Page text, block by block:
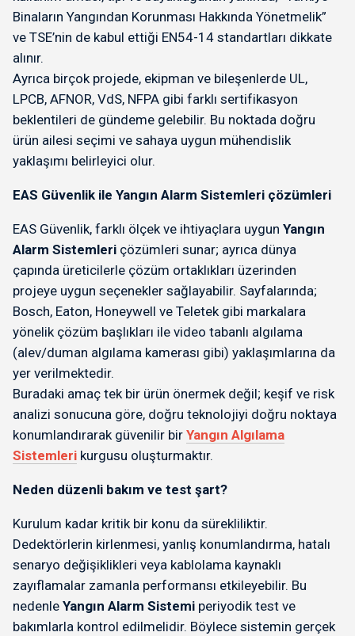
Binaların Yangından Korunması Hakkında Yönetmelik”
ve TSE’nin de kabul ettiği EN54-14 standartları dikkate
alınır.
Ayrıca birçok projede, ekipman ve bileşenlerde UL,
LPCB, AFNOR, VdS, NFPA gibi farklı sertifikasyon
beklentileri de gündeme gelebilir. Bu noktada doğru
ürün ailesi seçimi ve sahaya uygun mühendislik
yaklaşımı belirleyici olur.
EAS Güvenlik ile Yangın Alarm Sistemleri çözümleri
EAS Güvenlik, farklı ölçek ve ihtiyaçlara uygun Yangın
Alarm Sistemleri çözümleri sunar; ayrıca dünya
çapında üreticilerle çözüm ortaklıkları üzerinden
projeye uygun seçenekler sağlayabilir. Sayfalarında;
Bosch, Eaton, Honeywell ve Teletek gibi markalara
yönelik çözüm başlıkları ile video tabanlı algılama
(alev/duman algılama kamerası gibi) yaklaşımlarına da
yer verilmektedir.
Buradaki amaç tek bir ürün önermek değil; keşif ve risk
analizi sonucuna göre, doğru teknolojiyi doğru noktaya
konumlandırarak güvenilir bir Yangın Algılama
Sistemleri kurgusu oluşturmaktır.
Neden düzenli bakım ve test şart?
Kurulum kadar kritik bir konu da sürekliliktir.
Dedektörlerin kirlenmesi, yanlış konumlandırma, hatalı
senaryo değişiklikleri veya kablolama kaynaklı
zayıflamalar zamanla performansı etkileyebilir. Bu
nedenle Yangın Alarm Sistemi periyodik test ve
bakımlarla kontrol edilmelidir. Böylece sistemin gerçek